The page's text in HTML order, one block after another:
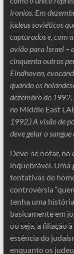
ironias. Em
judeus soviéticos
capturados e, com
avião para Israel –
cinquenta outros
Eindhoven,
quando os
dezembro de
noMiddle East
1992.) A visão de
deve gelar o
Deve-se notar, no
inquebrável. Uma
tentativas de
controvérsia
tenha uma
basicamente em
ou seja, a filiação
essência do
enquanto os